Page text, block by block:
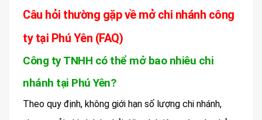
Câu hỏi thường gặp về mở chi nhánh công
ty tại Phú Yên (FAQ)
Công ty TNHH có thể mở bao nhiêu chi
nhánh tại Phú Yên?
Theo quy định, không giới hạn số lượng chi nhánh,